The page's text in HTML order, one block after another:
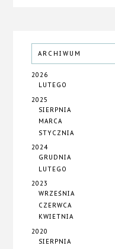
ARCHIWUM
2026
LUTEGO
2025
SIERPNIA
MARCA
STYCZNIA
2024
GRUDNIA
LUTEGO
2023
WRZEŚNIA
CZERWCA
KWIETNIA
2020
SIERPNIA